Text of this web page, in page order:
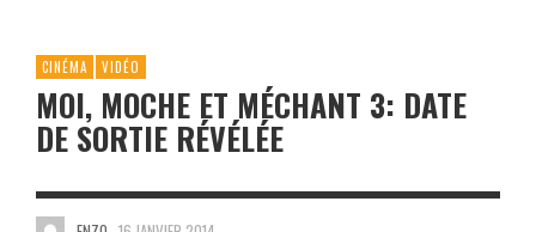
CINÉMA VIDÉO
MOI, MOCHE ET MÉCHANT 3: DATE
DE SORTIE RÉVÉLÉE